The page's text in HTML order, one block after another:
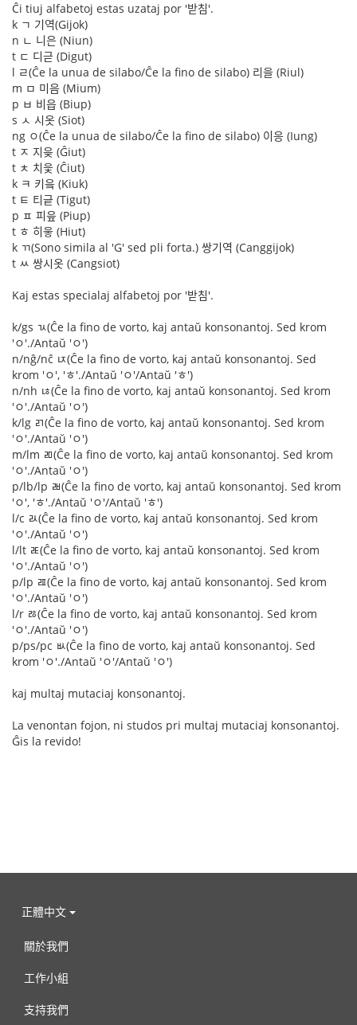
Ĉi tiuj alfabetoj estas uzataj por '받침'.
k ㄱ 기역(Gijok)
n ㄴ 니은 (Niun)
t ㄷ 디귿 (Digut)
l ㄹ(Ĉe la unua de silabo/Ĉe la fino de silabo) 리을 (Riul)
m ㅁ 미음 (Mium)
p ㅂ 비읍 (Biup)
s ㅅ 시옷 (Siot)
ng ㅇ(Ĉe la unua de silabo/Ĉe la fino de silabo) 이응 (Iung)
t ㅈ 지읒 (Ĝiut)
t ㅊ 치읓 (Ĉiut)
k ㅋ 키읔 (Kiuk)
t ㅌ 티긑 (Tigut)
p ㅍ 피읖 (Piup)
t ㅎ 히읗 (Hiut)
k ㄲ(Sono simila al 'G' sed pli forta.) 쌍기역 (Canggijok)
t ㅆ 쌍시옷 (Cangsiot)
Kaj estas specialaj alfabetoj por '받침'.
k/gs ㄳ(Ĉe la fino de vorto, kaj antaŭ konsonantoj. Sed krom
'ㅇ'./Antaŭ 'ㅇ')
n/nĝ/nĉ ㄵ(Ĉe la fino de vorto, kaj antaŭ konsonantoj. Sed
krom 'ㅇ', 'ㅎ'./Antaŭ 'ㅇ'/Antaŭ 'ㅎ')
n/nh ㄶ(Ĉe la fino de vorto, kaj antaŭ konsonantoj. Sed krom
'ㅇ'./Antaŭ 'ㅇ')
k/lg ㄺ(Ĉe la fino de vorto, kaj antaŭ konsonantoj. Sed krom
'ㅇ'./Antaŭ 'ㅇ')
m/lm ㄻ(Ĉe la fino de vorto, kaj antaŭ konsonantoj. Sed krom
'ㅇ'./Antaŭ 'ㅇ')
p/lb/lp ㄼ(Ĉe la fino de vorto, kaj antaŭ konsonantoj. Sed krom
'ㅇ', 'ㅎ'./Antaŭ 'ㅇ'/Antaŭ 'ㅎ')
l/c ㄽ(Ĉe la fino de vorto, kaj antaŭ konsonantoj. Sed krom
'ㅇ'./Antaŭ 'ㅇ')
l/lt ㄾ(Ĉe la fino de vorto, kaj antaŭ konsonantoj. Sed krom
'ㅇ'./Antaŭ 'ㅇ')
p/lp ㄿ(Ĉe la fino de vorto, kaj antaŭ konsonantoj. Sed krom
'ㅇ'./Antaŭ 'ㅇ')
l/r ㅀ(Ĉe la fino de vorto, kaj antaŭ konsonantoj. Sed krom
'ㅇ'./Antaŭ 'ㅇ')
p/ps/pc ㅄ(Ĉe la fino de vorto, kaj antaŭ konsonantoj. Sed
krom 'ㅇ'./Antaŭ 'ㅇ'/Antaŭ 'ㅇ')
kaj multaj mutaciaj konsonantoj.
La venontan fojon, ni studos pri multaj mutaciaj konsonantoj.
Ĝis la revido!
正體中文
關於我們
工作小組
支持我們